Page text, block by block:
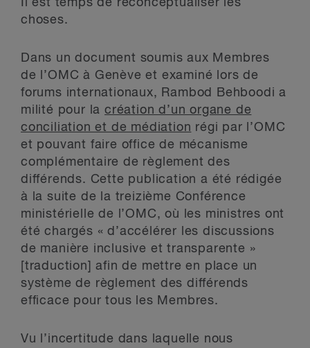
Il est temps de reconceptualiser les
choses.
Dans un document soumis aux Membres
de l’OMC à Genève et examiné lors de
forums internationaux, Rambod Behboodi a
milité pour lacréation d’un organe de
conciliation et de médiation régi par l’OMC
et pouvant faire office de mécanisme
complémentaire de règlement des
différends. Cette publication a été rédigée
à la suite de la treizième Conférence
ministérielle de l’OMC, où les ministres ont
été chargés « d’accélérer les discussions
de manière inclusive et transparente »
[traduction] afin de mettre en place un
système de règlement des différends
efficace pour tous les Membres.
Vu l’incertitude dans laquelle nous